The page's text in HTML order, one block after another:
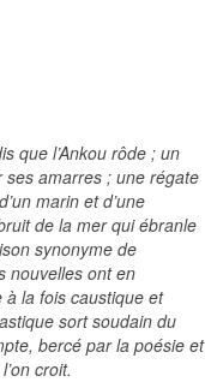
que l’Ankou rôde ; un
amarres ; une régate
marin et d’une
de la mer qui ébranle
synonyme de
nouvelles ont en
à la fois caustique et
sort soudain du
bercé par la poésie et
croit.